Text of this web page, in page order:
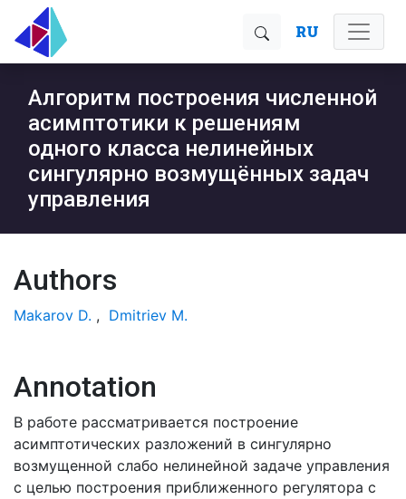
RU
Алгоритм построения численной
асимптотики к решениям
одного класса нелинейных
сингулярно возмущённых задач
управления
Authors
Makarov D. , Dmitriev M.
Annotation
В работе рассматривается построение
асимптотических разложений в сингулярно
возмущенной слабо нелинейной задаче управления
с целью построения приближенного регулятора с